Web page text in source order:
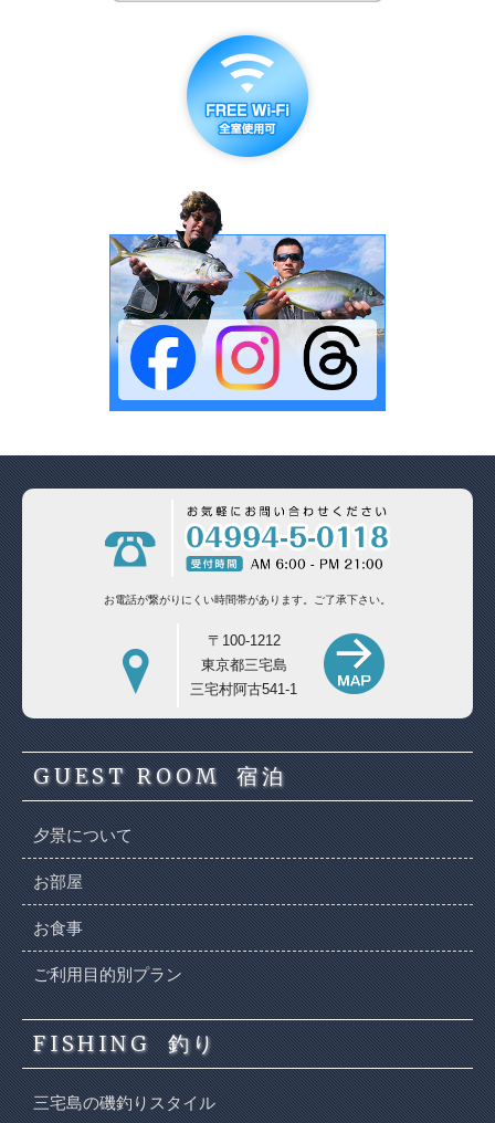
お電話が繋がりにくい時間帯があります。 ご了承下さい。
〒100-1212
東京都三宅島
三宅村阿古541-1
GUEST ROOM 宿泊
夕景について
お部屋
お食事
ご利用目的別プラン
FISHING 釣り
三宅島の磯釣りスタイル